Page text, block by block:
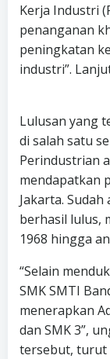
Kerja Industri
penanganan
peningkatan
industri”.
Lulusan yang
di salah satu
Perindustrian
mendapatkan
Jakarta.
berhasil lulus,
1968 hingga
“Selain
SMK SMTI
menerapkan
dan SMK 3”,
tersebut, turut